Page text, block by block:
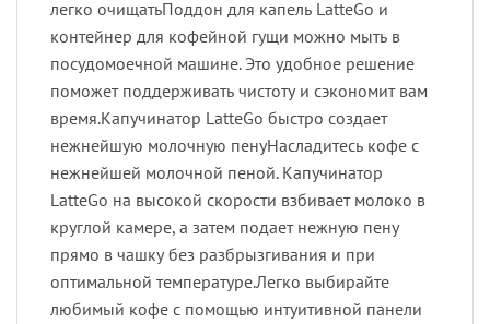
легко очищатьПоддон для капель LatteGo и
контейнер для кофейной гущи можно мыть в
посудомоечной машине. Это удобное решение
поможет поддерживать чистоту и сэкономит вам
время.Капучинатор LatteGo быстро создает
нежнейшую молочную пенуНасладитесь кофе с
нежнейшей молочной пеной. Капучинатор
LatteGo на высокой скорости взбивает молоко в
круглой камере, а затем подает нежную пену
прямо в чашку без разбрызгивания и при
оптимальной температуре.Легко выбирайте
любимый кофе с помощью интуитивной панели